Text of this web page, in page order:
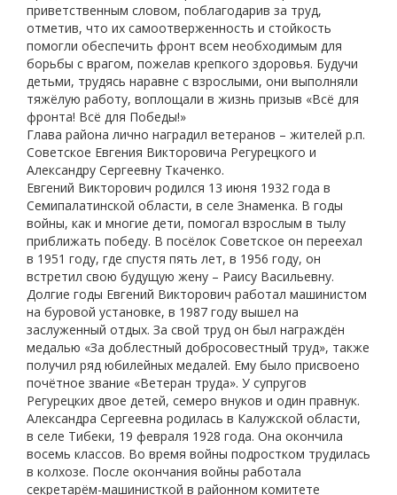
приветственным словом, поблагодарив за труд,
отметив, что их самоотверженность и стойкость
помогли обеспечить фронт всем необходимым для
борьбы с врагом, пожелав крепкого здоровья. Будучи
детьми, трудясь наравне с взрослыми, они выполняли
тяжёлую работу, воплощали в жизнь призыв «Всё для
фронта! Всё для Победы!»
Глава района лично наградил ветеранов – жителей р.п.
Советское Евгения Викторовича Регурецкого и
Александру Сергеевну Ткаченко.
Евгений Викторович родился 13 июня 1932 года в
Семипалатинской области, в селе Знаменка. В годы
войны, как и многие дети, помогал взрослым в тылу
приближать победу. В посёлок Советское он переехал
в 1951 году, где спустя пять лет, в 1956 году, он
встретил свою будущую жену – Раису Васильевну.
Долгие годы Евгений Викторович работал машинистом
на буровой установке, в 1987 году вышел на
заслуженный отдых. За свой труд он был награждён
медалью «За доблестный добросовестный труд», также
получил ряд юбилейных медалей. Ему было присвоено
почётное звание «Ветеран труда». У супругов
Регурецких двое детей, семеро внуков и один правнук.
Александра Сергеевна родилась в Калужской области,
в селе Тибеки, 19 февраля 1928 года. Она окончила
восемь классов. Во время войны подростком трудилась
в колхозе. После окончания войны работала
секретарём-машинисткой в районном комитете